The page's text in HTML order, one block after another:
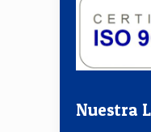
Nuestra